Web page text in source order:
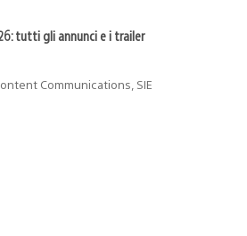
tutti gli annunci e i trailer
Communications, SIE